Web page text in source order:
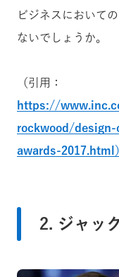
ビジネスにおいて
ないでしょうか。
（引用：
https://
rockwood/
awards-2017.html
2. ジャッ